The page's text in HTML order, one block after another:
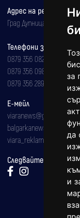
за
да
и
Адрес на редакцията
Град Дупница,
Телефони за реклама
0879 356 082
0879 356 098
0879 356 289
Е-мейл
viaranews@gmail.com
viara_reklama@mail.bg
Следвайте ни: